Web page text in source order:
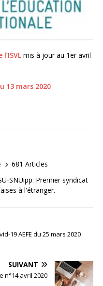
mis à jour au 1er avril
13 mars 2020
681 Articles
SNUipp. Premier syndicat
à l'étranger.
19 AEFE du 25 mars 2020
SUIVANT
n°14 avril 2020